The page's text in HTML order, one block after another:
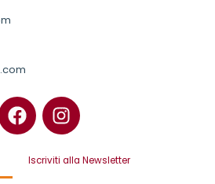
Iscriviti alla Newsletter